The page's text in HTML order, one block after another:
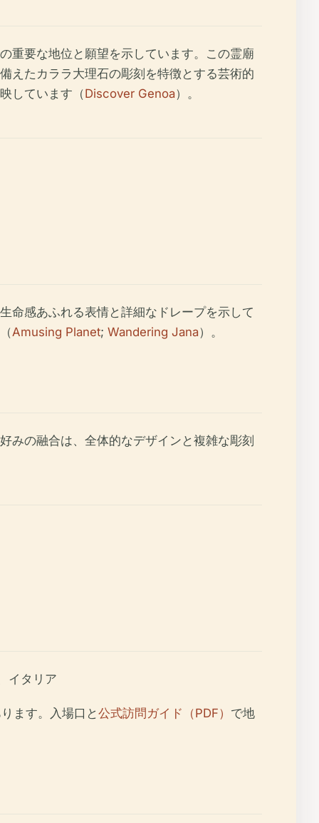
重要な地位と願望を示しています。この霊廟
えたカララ大理石の彫刻を特徴とする芸術的
しています（Discover Genoa）。
命感あふれる表情と詳細なドレープを示して
Amusing Planet; Wandering Jana）。
みの融合は、全体的なデザインと複雑な彫刻
イタリア
ます。入場口と公式訪問ガイド（PDF） で地